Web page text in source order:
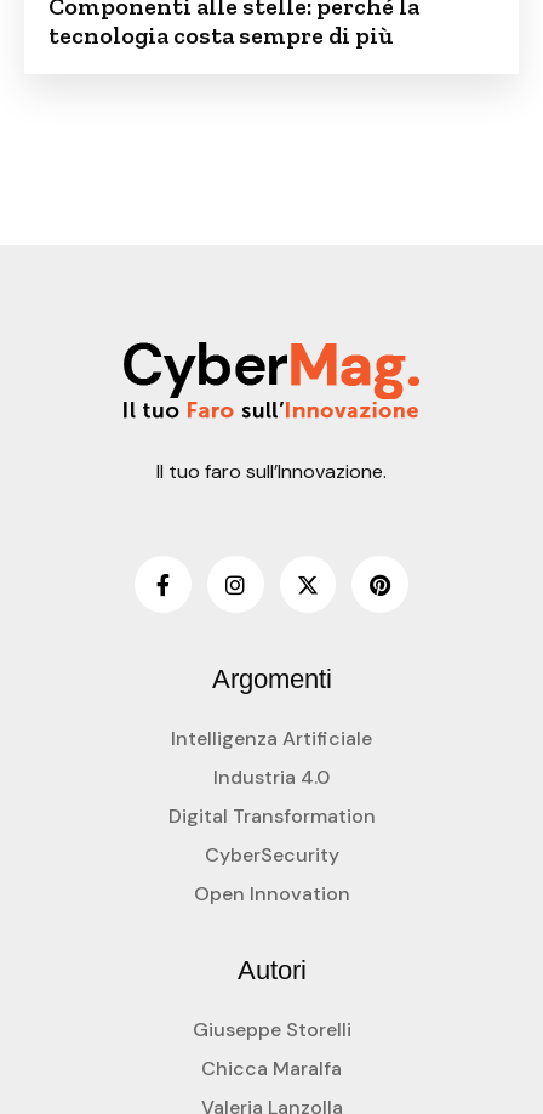
Componenti alle stelle: perché la
tecnologia costa sempre di più
Il tuo faro sull’Innovazione.
Argomenti
Intelligenza Artificiale
Industria 4.0
Digital Transformation
CyberSecurity
Open Innovation
Autori
Giuseppe Storelli
Chicca Maralfa
Valeria Lanzolla